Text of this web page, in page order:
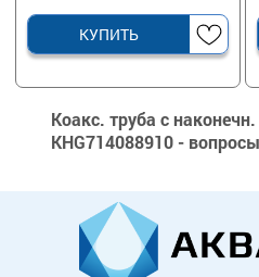
КУПИТЬ
Коакс. труба с
KHG714088910 -